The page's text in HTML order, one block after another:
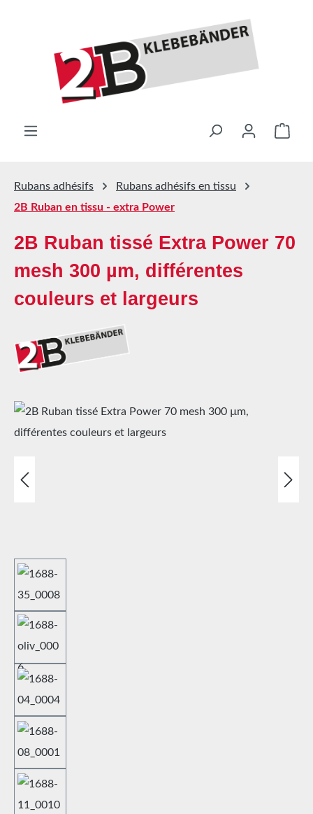
Le
Rubans adhésifs
Rubans adhésifs en tissu
2B Ruban en tissu - extra Power
2B Ruban tissé Extra Power 70
mesh 300 µm, différentes
couleurs et largeurs
Ignorer la galerie d'images